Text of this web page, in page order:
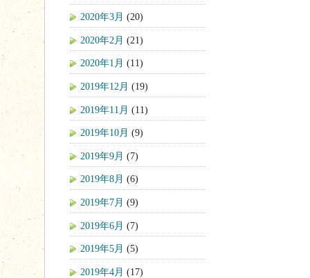
2020年3月 (20)
2020年2月 (21)
2020年1月 (11)
2019年12月 (19)
2019年11月 (11)
2019年10月 (9)
2019年9月 (7)
2019年8月 (6)
2019年7月 (9)
2019年6月 (7)
2019年5月 (5)
2019年4月 (17)